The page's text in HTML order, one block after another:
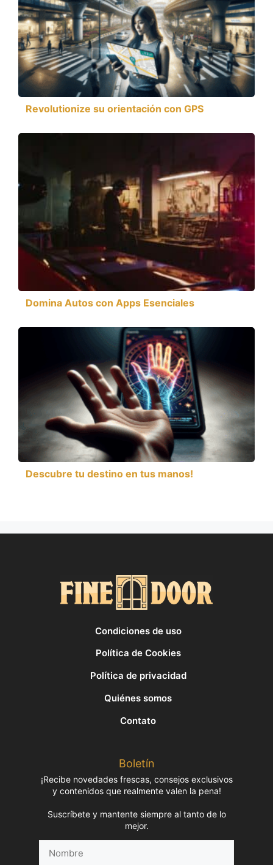
Revolutionize su orientación con GPS
Domina Autos con Apps Esenciales
Descubre tu destino en tus manos!
Condiciones de uso
Política de Cookies
Política de privacidad
Quiénes somos
Contato
Boletín
¡Recibe novedades frescas, consejos exclusivos
y contenidos que realmente valen la pena!
Suscríbete y mantente siempre al tanto de lo
mejor.